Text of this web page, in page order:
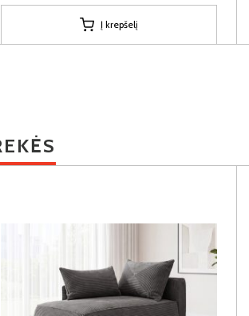
Į krepšelį